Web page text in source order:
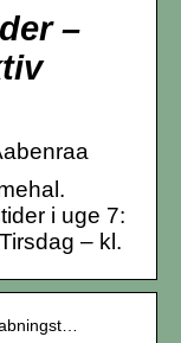
–
i uge 7:
– kl.